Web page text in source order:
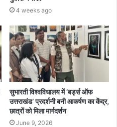
4 weeks ago
सुभारती विश्वविधालय में ‘बर्ड्स ऑफ
उत्तराखंड’ प्रदर्शनी बनी आकर्षण का केंद्र,
छात्रों को मिला मार्गदर्शन
June 9, 2026